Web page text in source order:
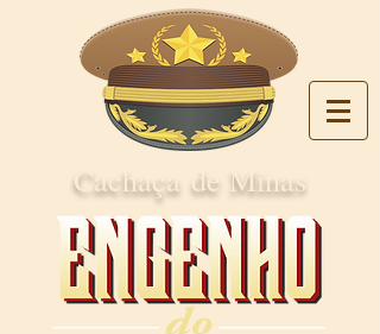
Cachaça de Minas